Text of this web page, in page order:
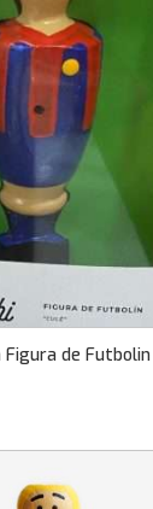
de Futbolin